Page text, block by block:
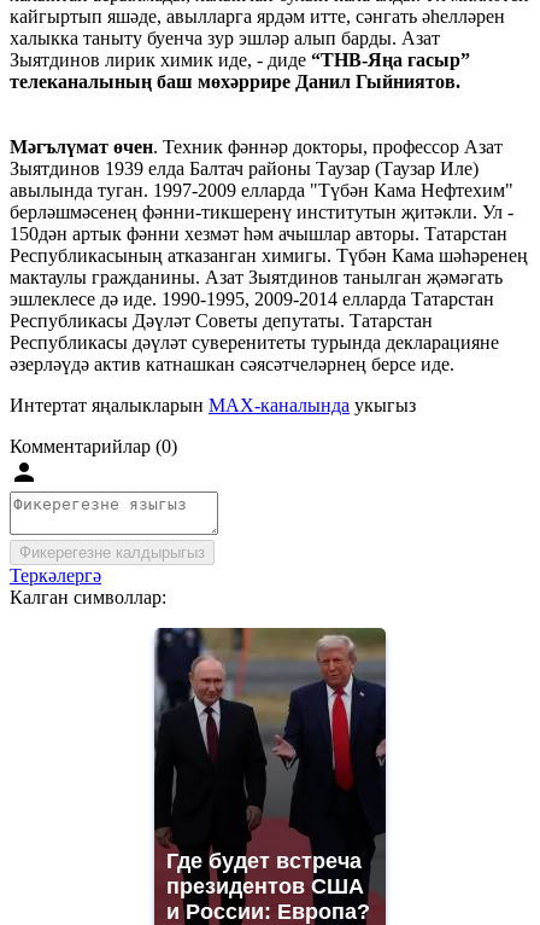
кайгыртып яшәде, авылларга ярдәм итте, сәнгать әһелләрен
халыкка таныту буенча зур эшләр алып барды. Азат
Зыятдинов лирик химик иде, - диде “ТНВ-Яңа гасыр”
телеканалының баш мөхәррире Данил Гыйниятов.
Мәгълүмат өчен. Техник фәннәр докторы, профессор Азат
Зыятдинов 1939 елда Балтач районы Таузар (Таузар Иле)
авылында туган. 1997-2009 елларда "Түбән Кама Нефтехим"
берләшмәсенең фәнни-тикшеренү институтын җитәкли. Ул -
150дән артык фәнни хезмәт һәм ачышлар авторы. Татарстан
Республикасының атказанган химигы. Түбән Кама шәһәренең
мактаулы гражданины. Азат Зыятдинов танылган җәмәгать
эшлеклесе дә иде. 1990-1995, 2009-2014 елларда Татарстан
Республикасы Дәүләт Советы депутаты. Татарстан
Республикасы дәүләт суверенитеты турында декларацияне
әзерләүдә актив катнашкан сәясәтчеләрнең берсе иде.
Интертат яңалыкларын MAX-каналында укыгыз
Комментарийлар (0)
Фикерегезне калдырыгыз
Теркәлергә
Калган символлар:
Где будет встреча
президентов США
и России: Европа?